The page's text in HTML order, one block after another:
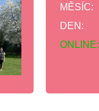
ONLINE:
MĚSÍC:
DEN: